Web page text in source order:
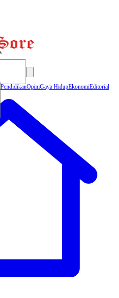
PendidikanOpiniGaya HidupEkonomiEditorial